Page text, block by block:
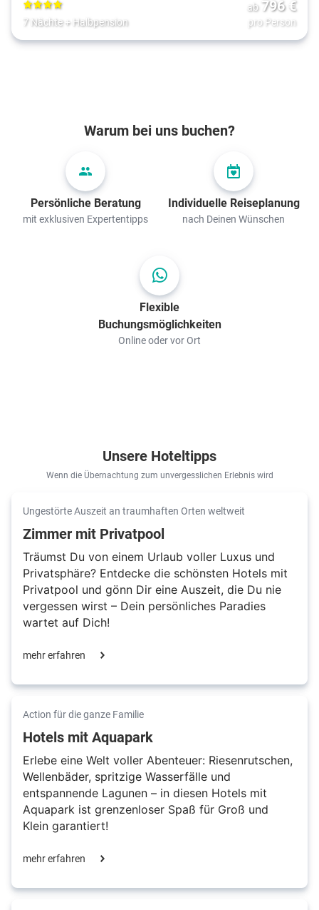
4
7 Nächte+ Halbpension
ab 796€
pro Person
Warum bei uns buchen?
Persönliche Beratung
mit exklusiven Expertentipps
Individuelle Reiseplanung
nach Deinen Wünschen
Flexible
Buchungsmöglichkeiten
Online oder vor Ort
Unsere Hoteltipps
Wenn die Übernachtung zum unvergesslichen Erlebnis wird
Ungestörte Auszeit an traumhaften Orten weltweit
Zimmer mit Privatpool
Träumst Du von einem Urlaub voller Luxus und
Privatsphäre? Entdecke die schönsten Hotels mit
Privatpool und gönn Dir eine Auszeit, die Du nie
vergessen wirst – Dein persönliches Paradies
wartet auf Dich!
mehr erfahren
Action für die ganze Familie
Hotels mit Aquapark
Erlebe eine Welt voller Abenteuer: Riesenrutschen,
Wellenbäder, spritzige Wasserfälle und
entspannende Lagunen – in diesen Hotels mit
Aquapark ist grenzenloser Spaß für Groß und
Klein garantiert!
mehr erfahren